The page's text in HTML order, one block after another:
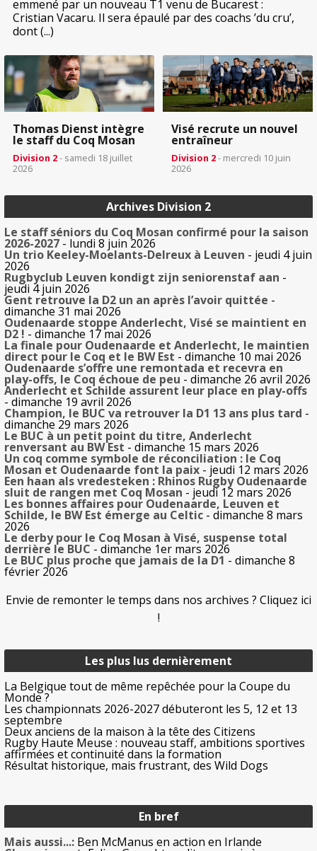
emmené par un nouveau T1 venu de Bucarest :
Cristian Vacaru. Il sera épaulé par des coachs ’du cru’,
dont (...)
Thomas Dienst intègre
le staff du Coq Mosan
Division 2- samedi 18 juillet
2026
Visé recrute un nouvel
entraîneur
Division 2- mercredi 10 juin
2026
Les plus lus dernièrement
La Belgique tout de même repêchée pour la Coupe du
Monde ?
Les championnats 2026-2027 débuteront les 5, 12 et 13
septembre
Deux anciens de la maison à la tête des Citizens
Rugby Haute Meuse : nouveau staff, ambitions sportives
affirmées et continuité dans la formation
Résultat historique, mais frustrant, des Wild Dogs
Archives Division 2
Le staff séniors du Coq Mosan confirmé pour la saison
2026-2027 - lundi 8 juin 2026
Un trio Keeley-Moelants-Delreux à Leuven - jeudi 4 juin
2026
Rugbyclub Leuven kondigt zijn seniorenstaf aan -
jeudi 4 juin 2026
Gent retrouve la D2 un an après l’avoir quittée -
dimanche 31 mai 2026
Oudenaarde stoppe Anderlecht, Visé se maintient en
D2 ! - dimanche 17 mai 2026
La finale pour Oudenaarde et Anderlecht, le maintien
direct pour le Coq et le BW Est - dimanche 10 mai 2026
Oudenaarde s’offre une remontada et recevra en
play-offs, le Coq échoue de peu - dimanche 26 avril 2026
Anderlecht et Schilde assurent leur place en play-offs
- dimanche 19 avril 2026
Champion, le BUC va retrouver la D1 13 ans plus tard -
dimanche 29 mars 2026
Le BUC à un petit point du titre, Anderlecht
renversant au BW Est - dimanche 15 mars 2026
Un coq comme symbole de réconciliation : le Coq
Mosan et Oudenaarde font la paix - jeudi 12 mars 2026
Een haan als vredesteken : Rhinos Rugby Oudenaarde
sluit de rangen met Coq Mosan - jeudi 12 mars 2026
Les bonnes affaires pour Oudenaarde, Leuven et
Schilde, le BW Est émerge au Celtic - dimanche 8 mars
2026
Le derby pour le Coq Mosan à Visé, suspense total
derrière le BUC - dimanche 1er mars 2026
Le BUC plus proche que jamais de la D1 - dimanche 8
février 2026
Envie de remonter le temps dans nos archives ? Cliquez ici
!
En bref
Mais aussi...: Ben McManus en action en Irlande